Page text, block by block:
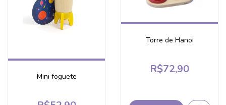
Mini foguete
Torre de Hanoi
R$72,90